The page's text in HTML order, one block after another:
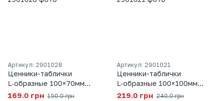
Артикул: 2901028
Ценники-таблички
L‑образные 100×70мм
черные, набор 10 шт,
169.0 грн 190.0 грн
Артикул: 2901021
Ценники-таблички
L‑образные 100×100мм
черные, набор 10 шт,
219.0 грн 240.0 грн